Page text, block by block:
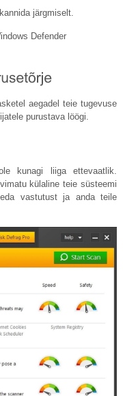
järgmiselt.
Defender
aegadel teie tugevuse
purustava löögi.
kunagi liiga ettevaatlik.
külaline teie süsteemi
vastutust ja anda teile